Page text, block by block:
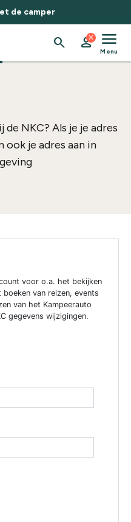
de camper
search person
close menu
Menu
NKC? Als je je adres
ook je adres aan in
voor o.a. het bekijken
van reizen, events
van het Kampeerauto
gegevens wijzigingen.